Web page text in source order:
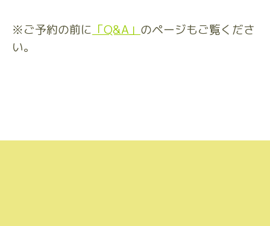
※ご予約の前に 「Q&A」 のページもご覧くださ
い。